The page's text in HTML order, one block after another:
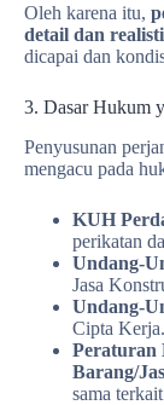
Oleh karena itu,
detail dan
dicapai dan
3. Dasar Hukum
Penyusunan
mengacu pada
KUH
perikatan
Undang-
Jasa
Undang-
Cipta Kerja.
Peraturan
Barang/
sama